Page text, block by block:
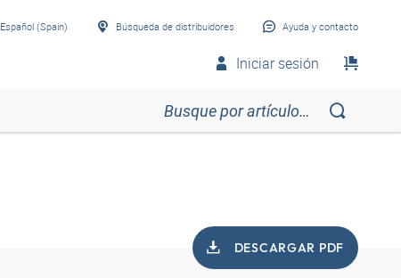
Español (Spain) Búsqueda de distribuidores Ayuda y contacto
Iniciar sesión
DESCARGAR PDF